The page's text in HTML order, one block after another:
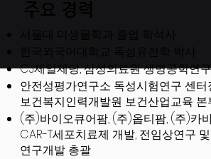
CJ제일제당, 삼성의료원 생명공학연
안전성평가연구소 독성시험연구 센
보건복지인력개발원 보건산업교육 본
(주)바이오큐어팜, (주)옵티팜, (주)카
CAR-T세포치료제 개발, 전임상연구
연구개발 총괄